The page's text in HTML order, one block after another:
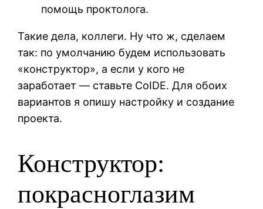
помощь проктолога.
Такие дела, коллеги. Ну что ж, сделаем
так: по умолчанию будем использовать
«конструктор», а если у кого не
заработает — ставьте CoIDE. Для обоих
вариантов я опишу настройку и создание
проекта.
Конструктор:
покрасноглазим